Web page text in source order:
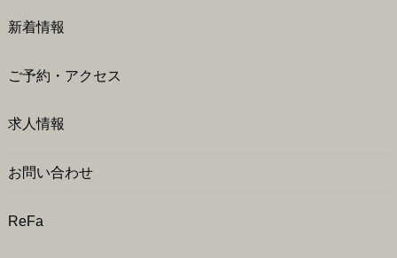
新着情報
ご予約・アクセス
求人情報
お問い合わせ
ReFa